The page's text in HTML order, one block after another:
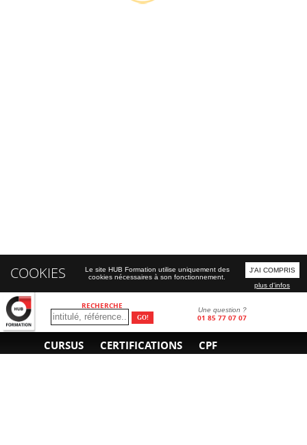
RECHERCHE Une question ?
01 85 77 07 07
CURSUS CERTIFICATIONS CPF
COOKIES
Le site HUB Formation utilise uniquement des
cookies nécessaires à son fonctionnement.
J'AI COMPRIS
plus d'infos